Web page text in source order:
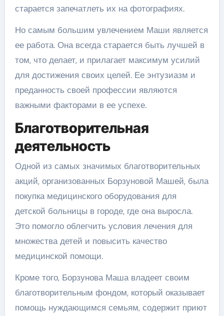
старается запечатлеть их на фотографиях.
Но самым большим увлечением Маши является
ее работа. Она всегда старается быть лучшей в
том, что делает, и прилагает максимум усилий
для достижения своих целей. Ее энтузиазм и
преданность своей профессии являются
важными факторами в ее успехе.
Благотворительная
деятельность
Одной из самых значимых благотворительных
акций, организованных Борзуновой Машей, была
покупка медицинского оборудования для
детской больницы в городе, где она выросла.
Это помогло облегчить условия лечения для
множества детей и повысить качество
медицинской помощи.
Кроме того, Борзунова Маша владеет своим
благотворительным фондом, который оказывает
помощь нуждающимся семьям, содержит приют